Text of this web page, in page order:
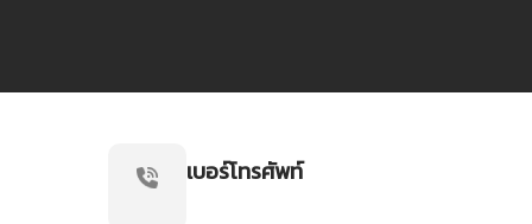
เบอร์โทรศัพท์